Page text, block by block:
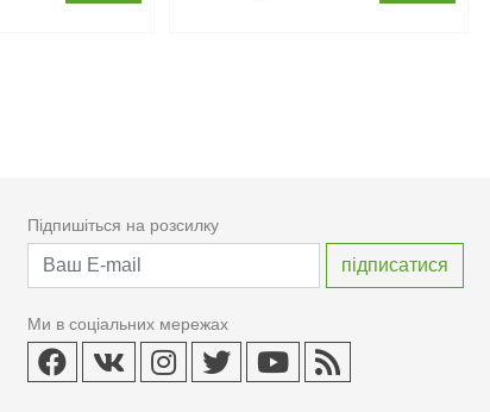
Підпишіться на розсилку
Ми в соціальних мережах